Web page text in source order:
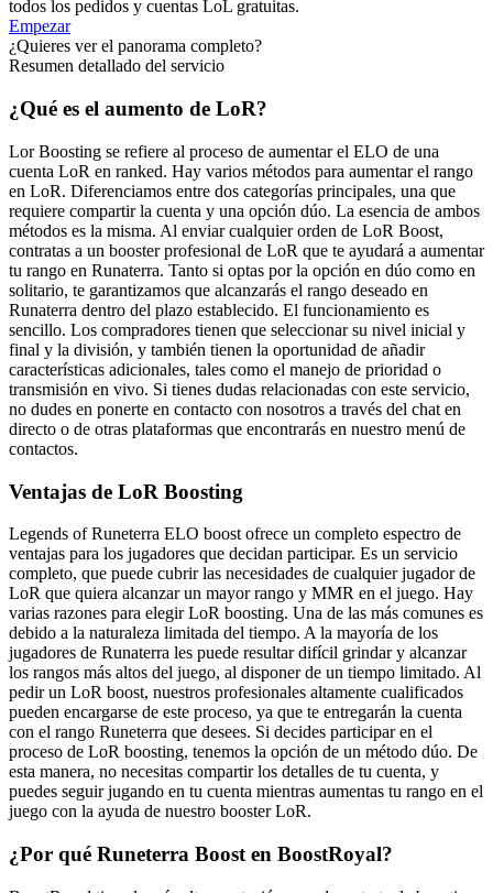
todos los pedidos y cuentas LoL gratuitas.
Empezar
¿Quieres ver el panorama completo?
Resumen detallado del servicio
¿Qué es el aumento de LoR?
Lor Boosting se refiere al proceso de aumentar el ELO de una
cuenta LoR en ranked. Hay varios métodos para aumentar el rango
en LoR. Diferenciamos entre dos categorías principales, una que
requiere compartir la cuenta y una opción dúo. La esencia de ambos
métodos es la misma. Al enviar cualquier orden de LoR Boost,
contratas a un booster profesional de LoR que te ayudará a aumentar
tu rango en Runaterra. Tanto si optas por la opción en dúo como en
solitario, te garantizamos que alcanzarás el rango deseado en
Runaterra dentro del plazo establecido. El funcionamiento es
sencillo. Los compradores tienen que seleccionar su nivel inicial y
final y la división, y también tienen la oportunidad de añadir
características adicionales, tales como el manejo de prioridad o
transmisión en vivo. Si tienes dudas relacionadas con este servicio,
no dudes en ponerte en contacto con nosotros a través del chat en
directo o de otras plataformas que encontrarás en nuestro menú de
contactos.
Ventajas de LoR Boosting
Legends of Runeterra ELO boost ofrece un completo espectro de
ventajas para los jugadores que decidan participar. Es un servicio
completo, que puede cubrir las necesidades de cualquier jugador de
LoR que quiera alcanzar un mayor rango y MMR en el juego. Hay
varias razones para elegir LoR boosting. Una de las más comunes es
debido a la naturaleza limitada del tiempo. A la mayoría de los
jugadores de Runaterra les puede resultar difícil grindar y alcanzar
los rangos más altos del juego, al disponer de un tiempo limitado. Al
pedir un LoR boost, nuestros profesionales altamente cualificados
pueden encargarse de este proceso, ya que te entregarán la cuenta
con el rango Runeterra que desees. Si decides participar en el
proceso de LoR boosting, tenemos la opción de un método dúo. De
esta manera, no necesitas compartir los detalles de tu cuenta, y
puedes seguir jugando en tu cuenta mientras aumentas tu rango en el
juego con la ayuda de nuestro booster LoR.
¿Por qué Runeterra Boost en BoostRoyal?